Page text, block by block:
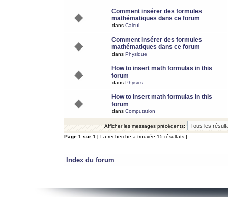
Comment insérer des formules
mathématiques dans ce forum
dans Calcul
Comment insérer des formules
mathématiques dans ce forum
dans Physique
How to insert math formulas in this
forum
dans Physics
How to insert math formulas in this
forum
dans Computation
Afficher les messages précédents:
Page 1 sur 1 [ La recherche a trouvée 15 résultats ]
Index du forum